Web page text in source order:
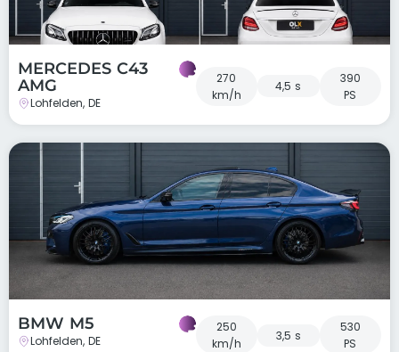
MERCEDES C43
AMG
Lohfelden, DE
270
km/h
4,5 s
390
PS
BMW M5
Lohfelden, DE
250
km/h
3,5 s
530
PS